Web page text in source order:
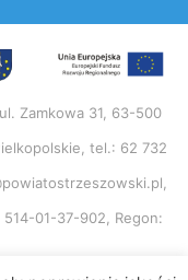
Zamkowa 31, 63-500
tel.: 62 732
01-37-902, Regon: